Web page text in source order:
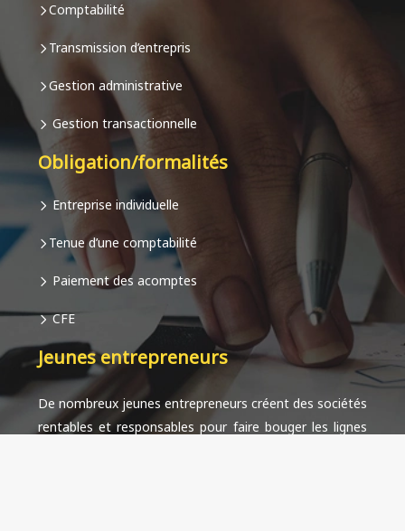
Comptabilité
Transmission d’entrepris
Gestion administrative
Gestion transactionnelle
Obligation/formalités
Entreprise individuelle
Tenue d’une comptabilité
Paiement des acomptes
CFE
Jeunes entrepreneurs
De nombreux jeunes entrepreneurs créent des sociétés
rentables et responsables pour faire bouger les lignes